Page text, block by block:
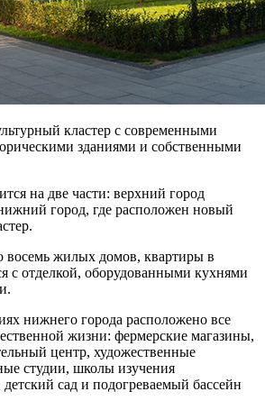
кластер с современными
зданиями и собственными
на две части: верхний город
город, где расположен новый
жилых домов, квартиры в
с отделкой, оборудованными кухнями
нижнего города расположено все
жизни: фермерские магазины,
центр, художественные
студии, школы изучения
сад и подогреваемый бассейн